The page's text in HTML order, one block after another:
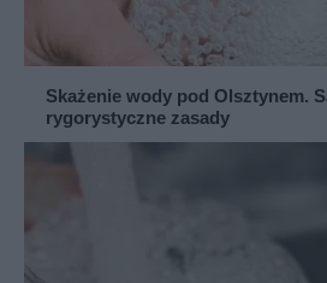
Skażenie wody pod Olsztynem.
rygorystyczne zasady